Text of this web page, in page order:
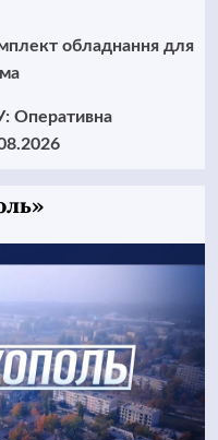
обладнання для
Оперативна